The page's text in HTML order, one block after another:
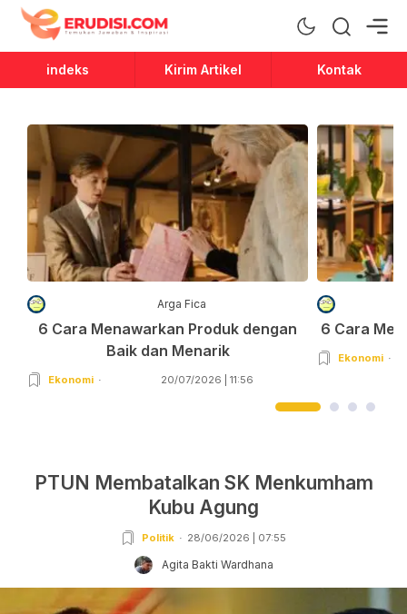
Erudisi
Temukan Jawaban dan Inspirasi
indeks Kirim Artikel Kontak
Arga Fica
6 Cara Menawarkan Produk dengan
Baik dan Menarik
Ekonomi 20/07/2026 | 11:56
6 Cara
Ekonomi
PTUN Membatalkan SK Menkumham
Kubu Agung
Politik 28/06/2026 | 07:55
Agita Bakti Wardhana